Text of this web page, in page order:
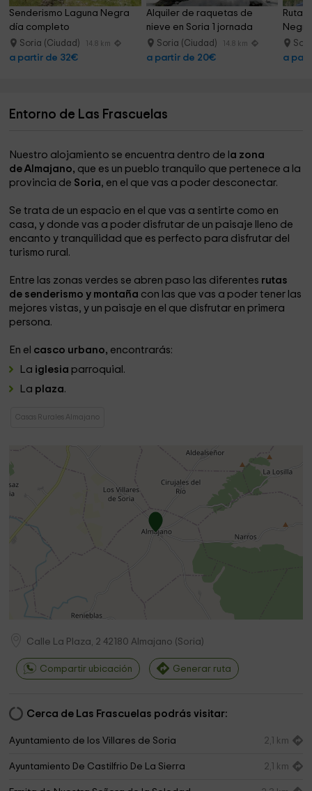
Senderismo Laguna Negra
día completo
Soria (Ciudad) 14.8 km
a partir de 32€
Alquiler de raquetas de
nieve en Soria 1 jornada
Soria (Ciudad) 14.8 km
a partir de 20€
Ruta
a
Entorno de Las Frascuelas
Nuestro alojamiento se encuentra dentro de l a zona
de Almajano, que es un pueblo tranquilo que pertenece a la
provincia de Soria, en el que vas a poder desconectar.
Se trata de un espacio en el que vas a sentirte como en
casa, y donde vas a poder disfrutar de un paisaje lleno de
encanto y tranquilidad que es perfecto para disfrutar del
turismo rural.
Entre las zonas verdes se abren paso las diferentes rutas
de senderismo y montaña con las que vas a poder tener las
mejores vistas, y un paisaje en el que disfrutar en primera
persona.
En el casco urbano, encontrarás:
La iglesia parroquial.
La plaza.
Casas Rurales Almajano
Calle La Plaza, 2 42180Almajano (Soria)
Compartir ubicación Generar ruta
Cerca de Las Frascuelas podrás visitar:
Ayuntamiento de los Villares de Soria 2,1 km
Ayuntamiento De Castilfrio De La Sierra 2,1 km